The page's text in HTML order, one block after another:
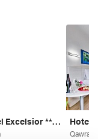
Grand Hotel Excelsior ***** Hotel
Qawra,